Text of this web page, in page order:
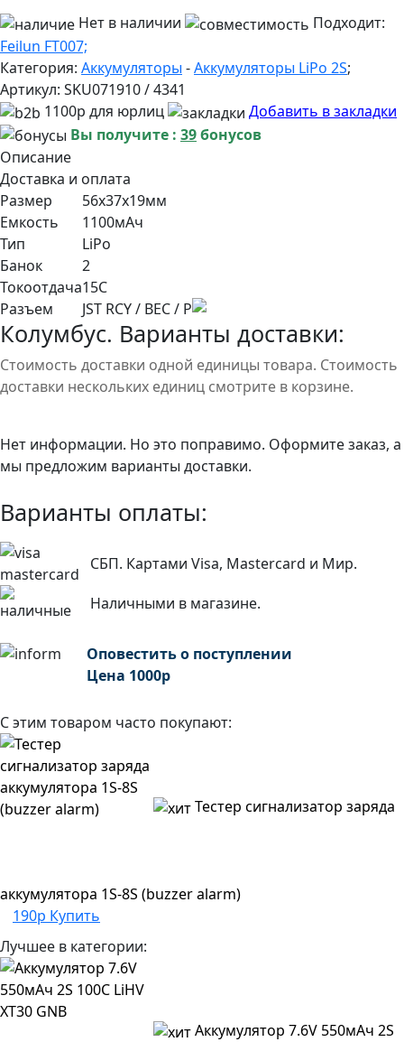
Нет в наличии
Подходит:
Feilun FT007;
Категория: Аккумуляторы -Аккумуляторы LiPo 2S;
Артикул: SKU071910 / 4341
1100р для юрлиц
Добавить в закладки
Вы получите : 39бонусов
Описание
Доставка и оплата
Размер
56x37x19мм
Емкость
1100мАч
Тип
LiPo
Банок
2
Токоотдача15С
Разъем
JST RCY / BEC / P
Колумбус. Варианты доставки:
Стоимость доставки одной единицы товара. Стоимость
доставки нескольких единиц смотрите в корзине.
Нет информации. Но это поправимо. Оформите заказ, а
мы предложим варианты доставки.
Варианты оплаты:
СБП. Картами Visa, Mastercard и Мир.
Наличными в магазине.
Оповестить о поступлении
Цена 1000р
С этим товаром часто покупают:
Тестер сигнализатор заряда
аккумулятора 1S-8S (buzzer alarm)
190р Купить
Лучшее в категории:
Аккумулятор 7.6V 550мАч 2S